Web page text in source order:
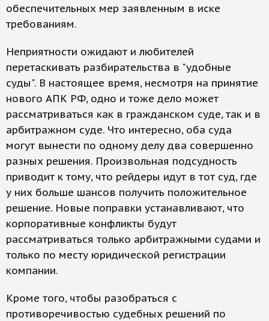
обеспечительных мер заявленным в иске
требованиям.
Неприятности ожидают и любителей
перетаскивать разбирательства в "удобные
суды". В настоящее время, несмотря на принятие
нового АПК РФ, одно и тоже дело может
рассматриваться как в гражданском суде, так и в
арбитражном суде. Что интересно, оба суда
могут вынести по одному делу два совершенно
разных решения. Произвольная подсудность
приводит к тому, что рейдеры идут в тот суд, где
у них больше шансов получить положительное
решение. Новые поправки устанавливают, что
корпоративные конфликты будут
рассматриваться только арбитражными судами и
только по месту юридической регистрации
компании.
Кроме того, чтобы разобраться с
противоречивостью судебных решений по